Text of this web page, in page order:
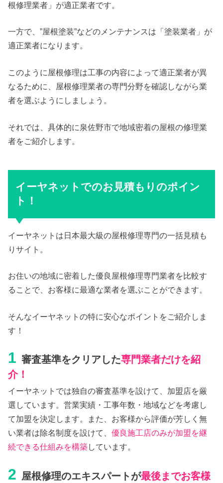
根修理業者」が適正業者です。
一方で、”屋根塗装”などのメンテナンスは「塗装業者」が
適正業者になります。
このように屋根修理は工事の内容によって適正業者が異
なるために、屋根修理業者の専門分野を確認しながら業
者を選ぶようにしましょう。
それでは、具体的に泉佐野市で地域密着の屋根の修理業
者をご紹介します。
イーヤネットでのお見積もりのポイン
ト！
イーヤネットは日本最大級の屋根修理専門の一括見積も
りサイト。
お住いの地域に密着した優良屋根修理専門業者を比較す
ることで、お客様に最適な業者を選ぶことができます。
そんなイーヤネットの特に安心なポイントをご紹介しま
す！
1 審査基準をクリアした専門業者だけを紹
介！
イーヤネットでは独自の審査基準を設けて、加盟店を厳
選しています。営業実績・工事年数・地域などを考慮し
て加盟を決定します。また、お客様から評価が芳しく無
い業者は除名制度を設けて、優良施工店のみが加盟を継
続できる仕組みを構築しています。
2 屋根修理のエキスパートが最後までお客様